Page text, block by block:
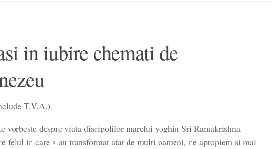
in iubire chemati de
T.V.A.)
vorbeste despre viata discipolilor marelui yoghin Sri Ramakrishna.
felul in care s-au transformat atat de multi oameni, ne apropiem si mai